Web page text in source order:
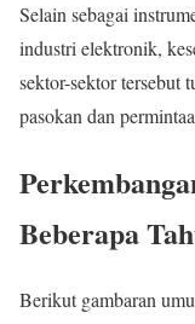
Selain sebagai
industri elektronik,
sektor-sektor tersebut
pasokan dan
Beberapa
Berikut gambaran